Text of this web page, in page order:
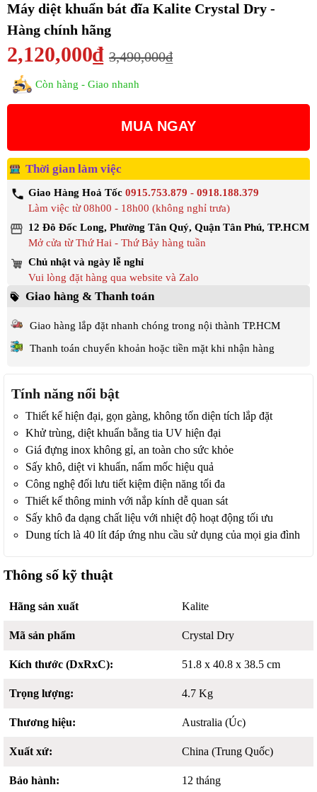
Máy diệt khuẩn bát đĩa Kalite Crystal Dry -
Hàng chính hãng
2,120,000₫ 3,490,000₫
Còn hàng - Giao nhanh
MUA NGAY
Thời gian làm việc
Giao Hàng Hoả Tốc 0915.753.879 - 0918.188.379
Làm việc từ 08h00 - 18h00 (không nghỉ trưa)
12 Đô Đốc Long, Phường Tân Quý, Quận Tân Phú, TP.HCM
Mở cửa từ Thứ Hai - Thứ Bảy hàng tuần
Chủ nhật và ngày lễ nghỉ
Vui lòng đặt hàng qua website và Zalo
Giao hàng & Thanh toán
Giao hàng lắp đặt nhanh chóng trong nội thành TP.HCM
Thanh toán chuyển khoản hoặc tiền mặt khi nhận hàng
Tính năng nổi bật
Thiết kế hiện đại, gọn gàng, không tốn diện tích lắp đặt
Khử trùng, diệt khuẩn bằng tia UV hiện đại
Giá đựng inox không gỉ, an toàn cho sức khỏe
Sấy khô, diệt vi khuẩn, nấm mốc hiệu quả
Công nghệ đối lưu tiết kiệm điện năng tối đa
Thiết kế thông minh với nắp kính dễ quan sát
Sấy khô đa dạng chất liệu với nhiệt độ hoạt động tối ưu
Dung tích là 40 lít đáp ứng nhu cầu sử dụng của mọi gia đình
Thông số kỹ thuật
Hãng sản xuất Kalite
Mã sản phẩm Crystal Dry
Kích thước (DxRxC): 51.8 x 40.8 x 38.5 cm
Trọng lượng: 4.7 Kg
Thương hiệu: Australia (Úc)
Xuất xứ: China (Trung Quốc)
Bảo hành: 12 tháng